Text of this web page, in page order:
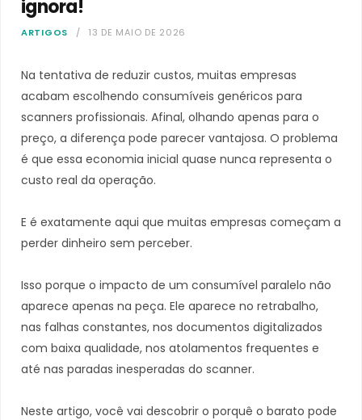
ignora!
ARTIGOS 13 DE MAIO DE 2026
Na tentativa de reduzir custos, muitas empresas
acabam escolhendo consumíveis genéricos para
scanners profissionais. Afinal, olhando apenas para o
preço, a diferença pode parecer vantajosa. O problema
é que essa economia inicial quase nunca representa o
custo real da operação.
E é exatamente aqui que muitas empresas começam a
perder dinheiro sem perceber.
Isso porque o impacto de um consumível paralelo não
aparece apenas na peça. Ele aparece no retrabalho,
nas falhas constantes, nos documentos digitalizados
com baixa qualidade, nos atolamentos frequentes e
até nas paradas inesperadas do scanner.
Neste artigo, você vai descobrir o porquê o barato pode